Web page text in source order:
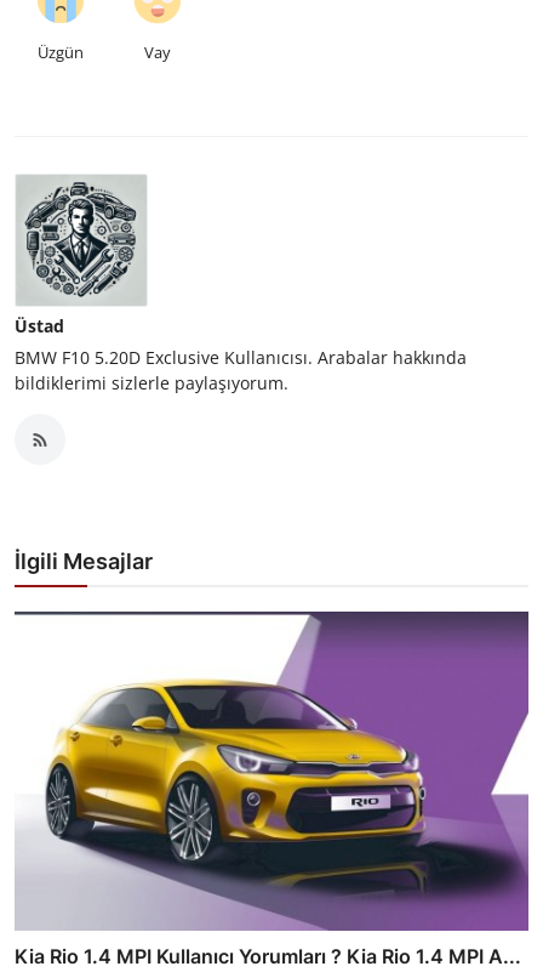
Üzgün Vay
Üstad
BMW F10 5.20D Exclusive Kullanıcısı. Arabalar hakkında
bildiklerimi sizlerle paylaşıyorum.
İlgili Mesajlar
Kia Rio 1.4 MPI Kullanıcı Yorumları ? Kia Rio 1.4 MPI A...